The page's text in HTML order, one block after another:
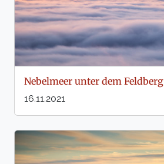
Nebelmeer unter dem Feldberg
16.11.2021